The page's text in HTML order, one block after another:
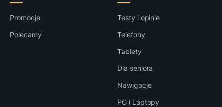
Promocje
Polecamy
Testy i opinie
Telefony
Tablety
Dla seniora
Nawigacje
PC i Laptopy